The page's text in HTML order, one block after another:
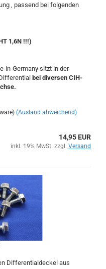
, passend bei folgenden
1,6N !!!)
in-Germany sitzt in der
bei diversen CIH-
(Ausland abweichend)
14,95 EUR
inkl. 19% MwSt. zzgl. Versand
Differentialdeckel aus